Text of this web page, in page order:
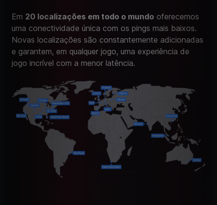
Em 20 localizações em todo o mundo oferecemos
uma conectividade única com os pings mais baixos.
Novas localizações são constantemente adicionadas
e garantem, em qualquer jogo, uma experiência de
jogo incrível com a menor latência.